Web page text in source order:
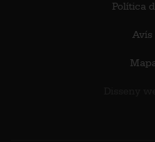
Política
Avís